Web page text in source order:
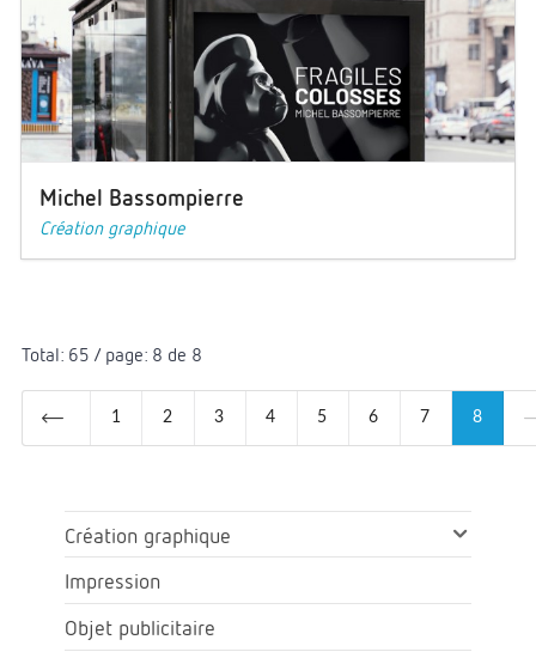
Michel Bassompierre
Création graphique
Total: 65 / page: 8 de 8
1 2 3 4 5 6 7 8
Création graphique
Impression
Objet publicitaire